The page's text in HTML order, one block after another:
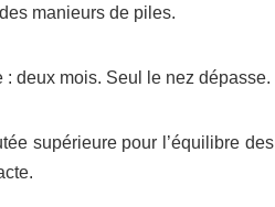
manieurs de piles.
deux mois. Seul le nez dépasse.
supérieure pour l’équilibre des